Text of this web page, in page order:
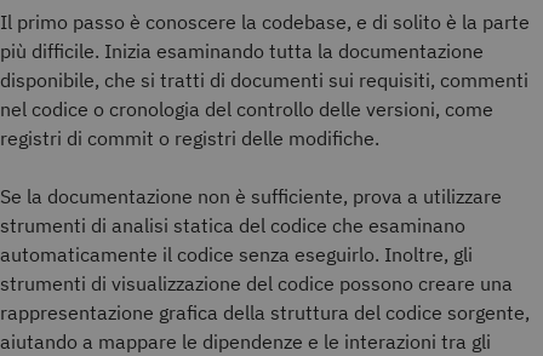
Il primo passo è conoscere la codebase, e di solito è la parte
più difficile. Inizia esaminando tutta la documentazione
disponibile, che si tratti di documenti sui requisiti, commenti
nel codice o cronologia del controllo delle versioni, come
registri di commit o registri delle modifiche.
Se la documentazione non è sufficiente, prova a utilizzare
strumenti di analisi statica del codice che esaminano
automaticamente il codice senza eseguirlo. Inoltre, gli
strumenti di visualizzazione del codice possono creare una
rappresentazione grafica della struttura del codice sorgente,
aiutando a mappare le dipendenze e le interazioni tra gli